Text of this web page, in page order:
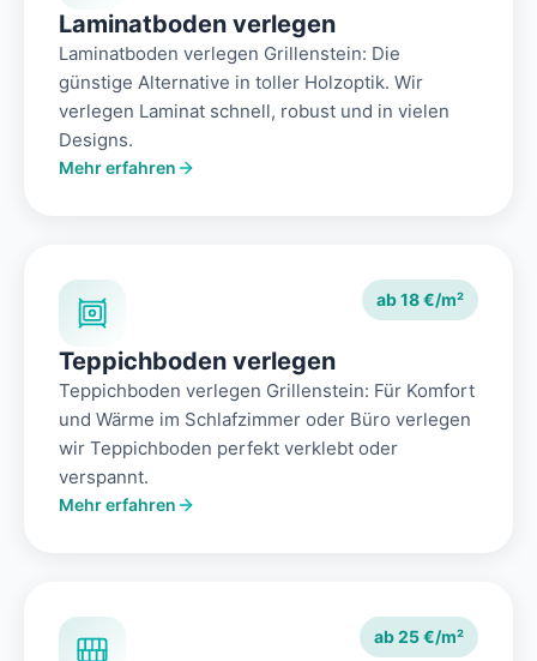
Laminatboden verlegen
Laminatboden verlegen Grillenstein: Die
günstige Alternative in toller Holzoptik. Wir
verlegen Laminat schnell, robust und in vielen
Designs.
Mehr erfahren
ab 18 €/m²
Teppichboden verlegen
Teppichboden verlegen Grillenstein: Für Komfort
und Wärme im Schlafzimmer oder Büro verlegen
wir Teppichboden perfekt verklebt oder
verspannt.
Mehr erfahren
ab 25 €/m²